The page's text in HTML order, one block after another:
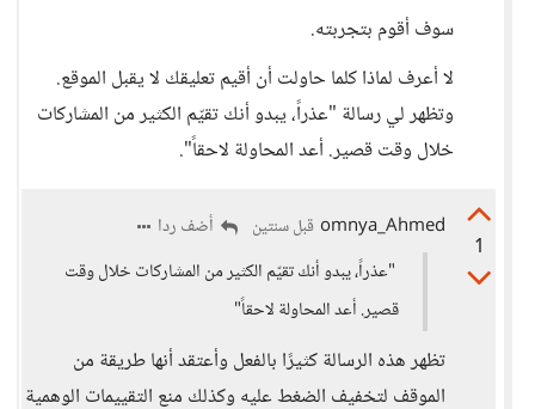
سوف أقوم بتجربته.
لا أعرف لماذا كلما حاولت أن أقيم تعليقك لا يقبل الموقع.
وتظهر لي رسالة "عذراً، يبدو أنك تقيّم الكثير من المشاركات
خلال وقت قصير. أعد المحاولة لاحقاً".
1
omnya_Ahmed قبل سنتين
أضف ردا
"عذراً، يبدو أنك تقيّم الكثير من المشاركات خلال وقت
قصير. أعد المحاولة لاحقاً"
تظهر هذه الرسالة كثيرًا بالفعل وأعتقد أنها طريقة من
الموقف لتخفيف الضغط عليه وكذلك منع التقييمات الوهمية